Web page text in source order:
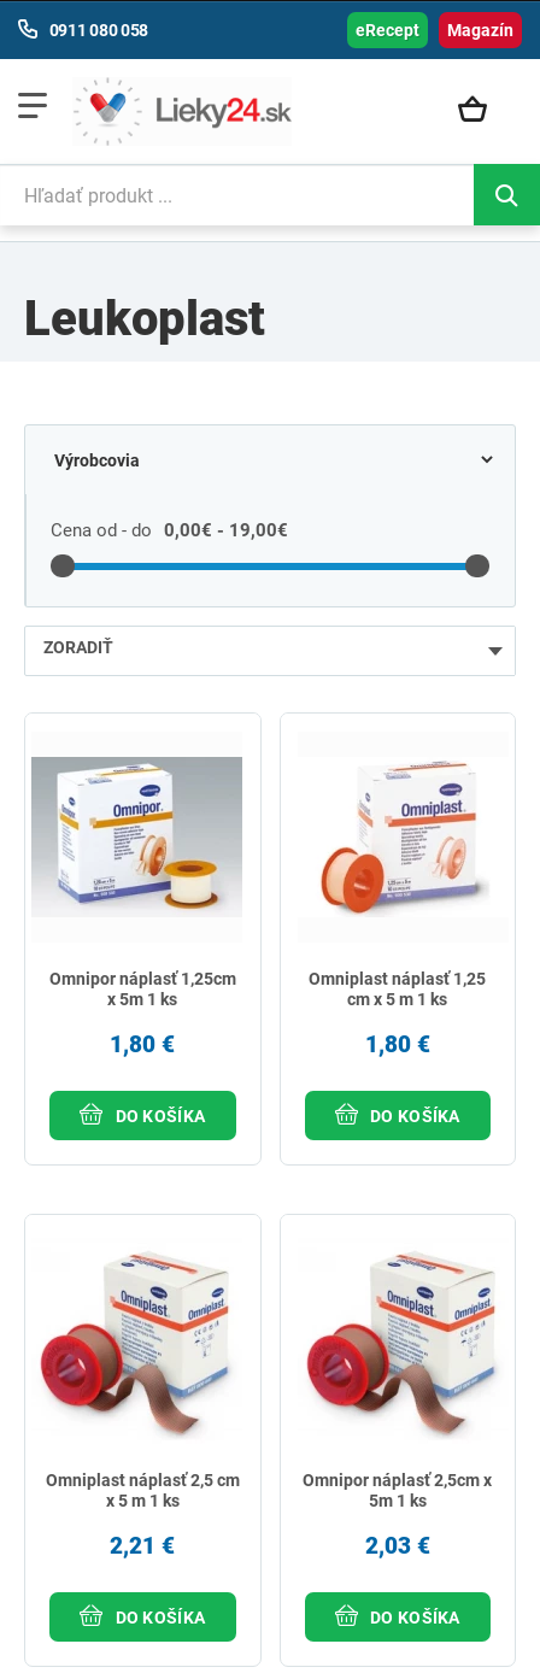
Magazín
0911 080 058 eRecept
Leukoplast
Cena od - do 0,00€ - 19,00€
ZORADIŤ
najdrahšie
najpredávanejšie
podľa názvu od A
Omnipor náplasť 1,25cm
x 5m 1 ks
1,80 €
DO KOŠÍKA
Omniplast náplasť 1,25
cm x 5 m 1 ks
1,80 €
DO KOŠÍKA
Omniplast náplasť 2,5 cm
x 5 m 1 ks
2,21 €
DO KOŠÍKA
Omnipor náplasť 2,5cm x
5m 1 ks
2,03 €
DO KOŠÍKA